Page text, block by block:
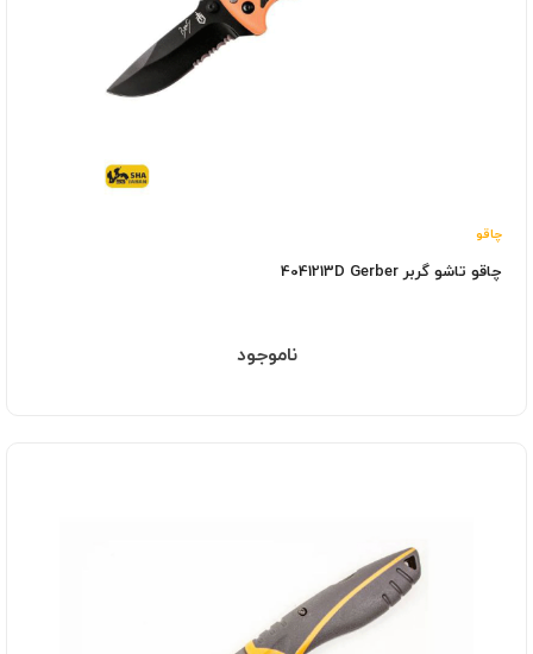
چاقو
چاقو تاشو گربر 4041213D Gerber
ناموجود